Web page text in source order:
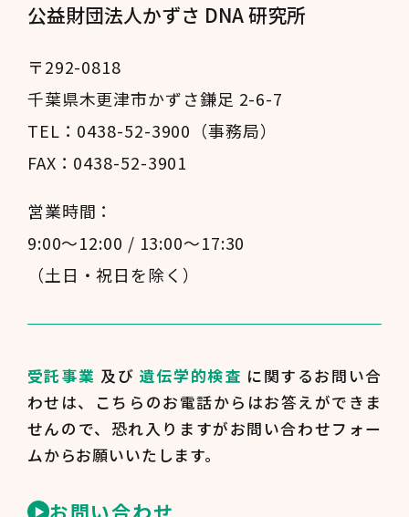
公益財団法人かずさ DNA 研究所
〒292-0818
千葉県木更津市かずさ鎌足 2-6-7
TEL：0438-52-3900（事務局）
FAX：0438-52-3901
営業時間：
9:00～12:00 / 13:00～17:30
（土日・祝日を除く）
受託事業 及び 遺伝学的検査 に関するお問い合
わせは、
こちらのお電話からはお答えができま
せんので、 恐れ入りますがお問い合わせフォー
ムからお願いいたします。